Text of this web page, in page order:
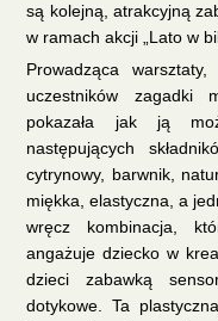
są kolejną, atrakcyjną
w ramach akcji „Lato w
Prowadząca
uczestników zagadki
pokazała jak ją
następujących
cytrynowy, barwnik,
miękka, elastyczna, a
wręcz kombinacja,
angażuje dziecko w
dzieci zabawką
dotykowe. Ta